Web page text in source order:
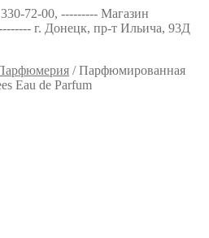
72-00, --------- Магазин
г. Донецк, пр-т Ильича, 93Д
/Парфюмированная
Eau de Parfum